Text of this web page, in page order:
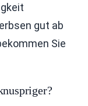
gut ab
Sie